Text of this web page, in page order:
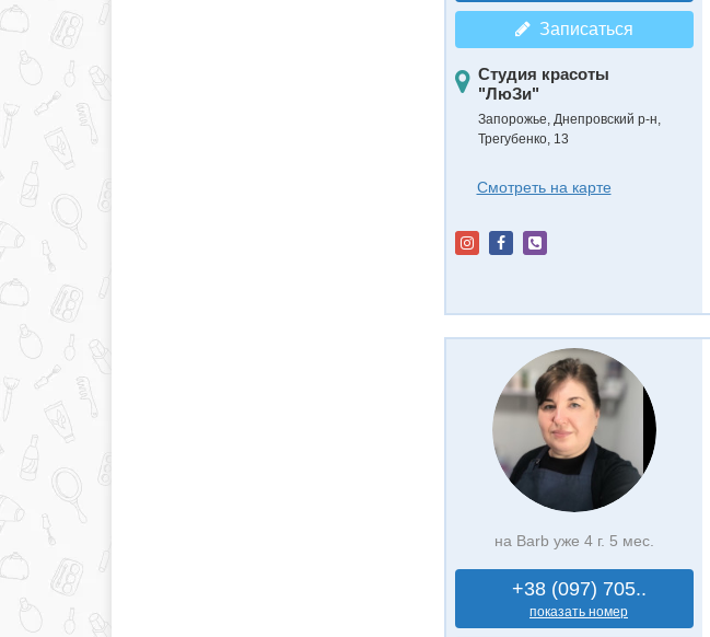
Записаться
Студия красоты
"ЛюЗи"
Запорожье, Днепровский р-н,
Трегубенко, 13
Смотреть на карте
на Barb уже 4 г. 5 мес.
+38 (097) 705..
показать номер